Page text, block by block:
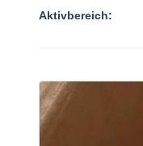
Aktivbereich: